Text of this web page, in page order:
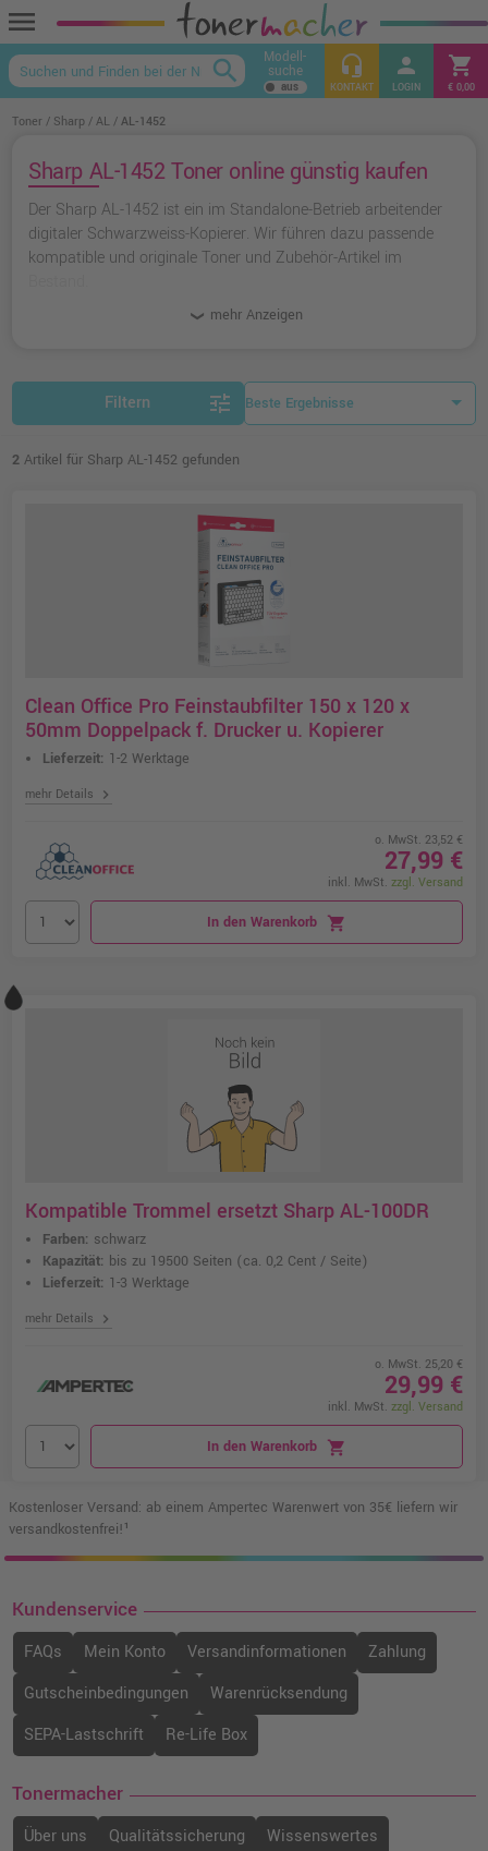
menu
keyboard_arrow_up
search Modell-
suche headset_mic
KONTAKT
person
LOGIN
shopping_cart
€ 0,00
Toner Sharp AL AL-1452
Sharp AL-1452 Toner online günstig kaufen
Der Sharp AL-1452 ist ein im Standalone-Betrieb arbeitender
digitaler Schwarzweiss-Kopierer. Wir führen dazu passende
kompatible und originale Toner und Zubehör-Artikel im
mehr Anzeigen
Filtern tune
2 Artikel für Sharp AL-1452 gefunden
Clean Office Pro Feinstaubfilter 150 x 120 x
50mm Doppelpack f. Drucker u. Kopierer
Lieferzeit: 1-2 Werktage
mehr Details chevron_right
o. MwSt. 23,52 €
27,99 €
inkl. MwSt. zzgl. Versand
In den Warenkorb shopping_cart
Kompatible Trommel ersetzt Sharp AL-100DR
Farben: schwarz
Kapazität: bis zu 19500 Seiten (ca. 0,2 Cent / Seite)
Lieferzeit: 1-3 Werktage
mehr Details chevron_right
o. MwSt. 25,20 €
29,99 €
inkl. MwSt. zzgl. Versand
In den Warenkorb shopping_cart
Kostenloser Versand: ab einem Ampertec Warenwert von 35€ liefern wir
versandkostenfrei!¹
Kundenservice
FAQs Mein Konto Versandinformationen
Zahlung
Gutscheinbedingungen
Warenrücksendung
SEPA-Lastschrift
Re-Life Box
Tonermacher
Über uns Qualitätssicherung
Wissenswertes